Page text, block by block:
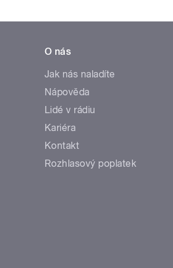
O nás
Jak nás naladíte
Nápověda
Lidé v rádiu
Kariéra
Kontakt
Rozhlasový poplatek